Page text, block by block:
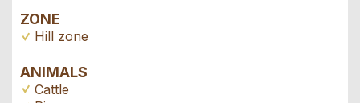
ZONE
Hill zone
ANIMALS
Cattle